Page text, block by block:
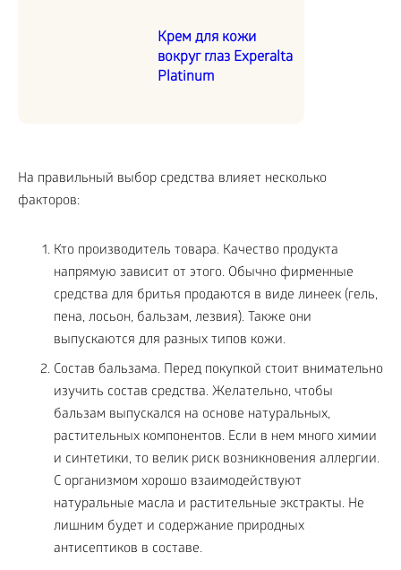
Крем для кожи
вокруг глаз Experalta
Platinum
На правильный выбор средства влияет несколько
факторов:
Кто производитель товара. Качество продукта
напрямую зависит от этого. Обычно фирменные
средства для бритья продаются в виде линеек (гель,
пена, лосьон, бальзам, лезвия). Также они
выпускаются для разных типов кожи.
Состав бальзама. Перед покупкой стоит внимательно
изучить состав средства. Желательно, чтобы
бальзам выпускался на основе натуральных,
растительных компонентов. Если в нем много химии
и синтетики, то велик риск возникновения аллергии.
С организмом хорошо взаимодействуют
натуральные масла и растительные экстракты. Не
лишним будет и содержание природных
антисептиков в составе.